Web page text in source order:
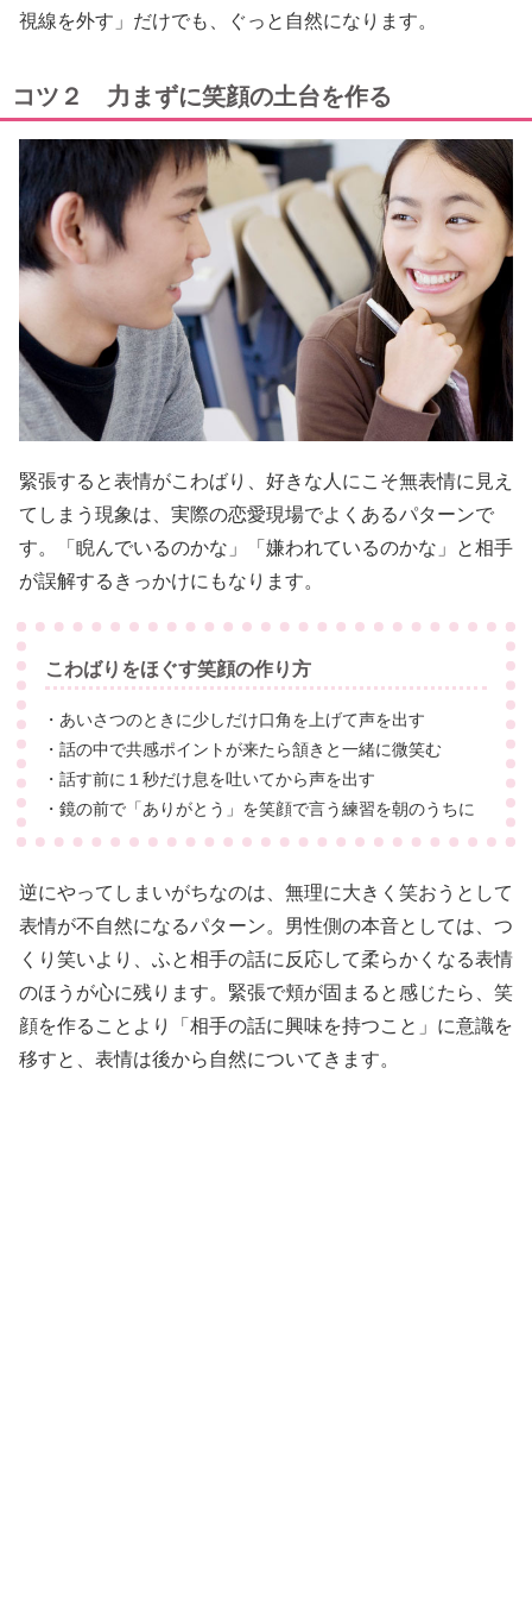
視線を外す」だけでも、ぐっと自然になります。
コツ２ 力まずに笑顔の土台を作る
緊張すると表情がこわばり、好きな人にこそ無表情に見え
てしまう現象は、実際の恋愛現場でよくあるパターンで
す。「睨んでいるのかな」「嫌われているのかな」と相手
が誤解するきっかけにもなります。
こわばりをほぐす笑顔の作り方
・あいさつのときに少しだけ口角を上げて声を出す
・話の中で共感ポイントが来たら頷きと一緒に微笑む
・話す前に１秒だけ息を吐いてから声を出す
・鏡の前で「ありがとう」を笑顔で言う練習を朝のうちに
逆にやってしまいがちなのは、無理に大きく笑おうとして
表情が不自然になるパターン。男性側の本音としては、つ
くり笑いより、ふと相手の話に反応して柔らかくなる表情
のほうが心に残ります。緊張で頬が固まると感じたら、笑
顔を作ることより「相手の話に興味を持つこと」に意識を
移すと、表情は後から自然についてきます。